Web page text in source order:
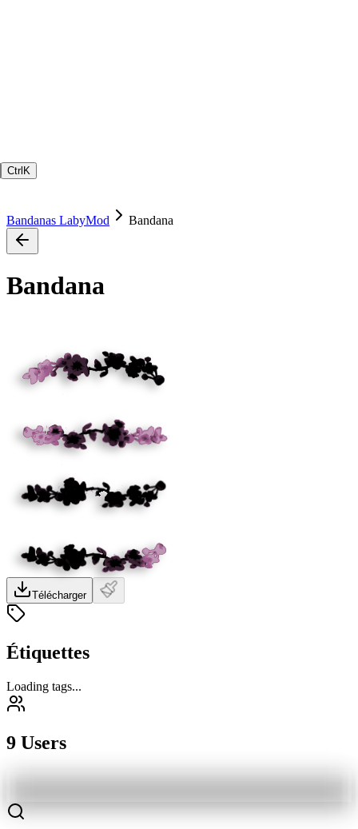
Ctrl K
Bandanas LabyMod Bandana
Bandana
Télécharger
Étiquettes
Loading tags...
9 Users